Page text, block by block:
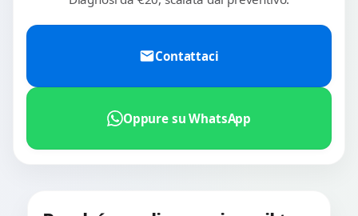
Contattaci
Oppure su WhatsApp